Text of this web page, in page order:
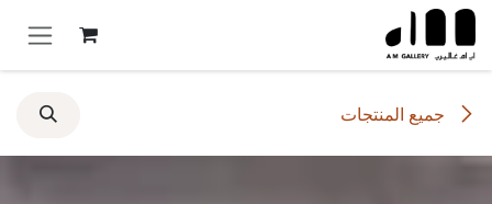
تخطي للذهاب إلى المحتوى
جميع المنتجات